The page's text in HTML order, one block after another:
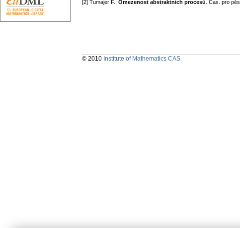
[2] Tumajer F.: Omezenost abstraktních procesů . Čas. pro
© 2010 Institute of Mathematics CAS